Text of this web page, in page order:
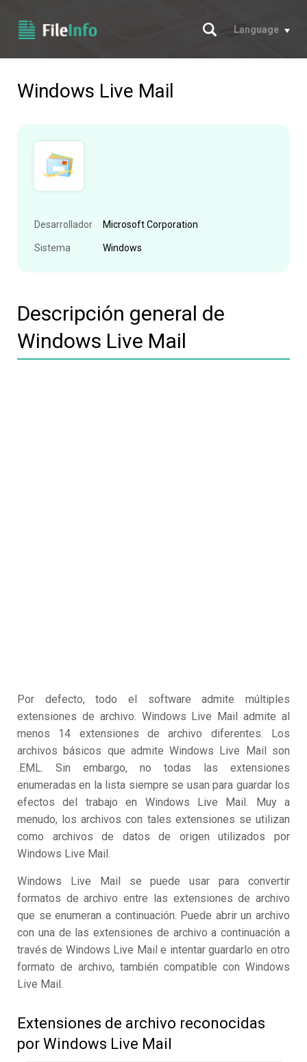
Buscar
Language
Windows Live Mail
Desarrollador Microsoft Corporation
Sistema Windows
Descripción general de
Windows Live Mail
Por defecto, todo el software admite múltiples
extensiones de archivo. Windows Live Mail admite al
menos 14 extensiones de archivo diferentes. Los
archivos básicos que admite Windows Live Mail son
.EML. Sin embargo, no todas las extensiones
enumeradas en la lista siempre se usan para guardar los
efectos del trabajo en Windows Live Mail. Muy a
menudo, los archivos con tales extensiones se utilizan
como archivos de datos de origen utilizados por
Windows Live Mail.
Windows Live Mail se puede usar para convertir
formatos de archivo entre las extensiones de archivo
que se enumeran a continuación. Puede abrir un archivo
con una de las extensiones de archivo a continuación a
través de Windows Live Mail e intentar guardarlo en otro
formato de archivo, también compatible con Windows
Live Mail.
Extensiones de archivo reconocidas
por Windows Live Mail